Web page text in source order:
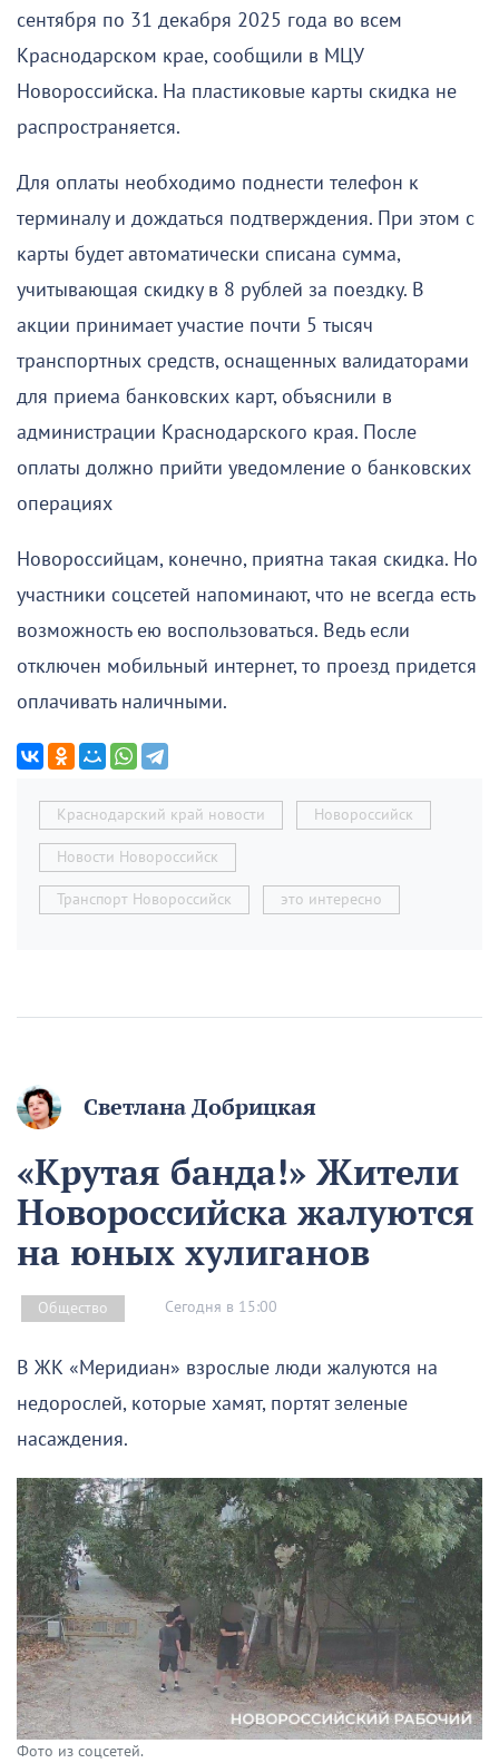
сентября по 31 декабря 2025 года во всем
Краснодарском крае, сообщили в МЦУ
Новороссийска. На пластиковые карты скидка не
распространяется.
Для оплаты необходимо поднести телефон к
терминалу и дождаться подтверждения. При этом с
карты будет автоматически списана сумма,
учитывающая скидку в 8 рублей за поездку. В
акции принимает участие почти 5 тысяч
транспортных средств, оснащенных валидаторами
для приема банковских карт, объяснили в
администрации Краснодарского края. После
оплаты должно прийти уведомление о банковских
операциях
Новороссийцам, конечно, приятна такая скидка. Но
участники соцсетей напоминают, что не всегда есть
возможность ею воспользоваться. Ведь если
отключен мобильный интернет, то проезд придется
оплачивать наличными.
Краснодарский край новости Новороссийск
Новости Новороссийск
Транспорт Новороссийск это интересно
Светлана Добрицкая
«Крутая банда!» Жители
Новороссийска жалуются
на юных хулиганов
Общество Сегодня в 15:00
В ЖК «Меридиан» взрослые люди жалуются на
недорослей, которые хамят, портят зеленые
насаждения.
Фото из соцсетей.